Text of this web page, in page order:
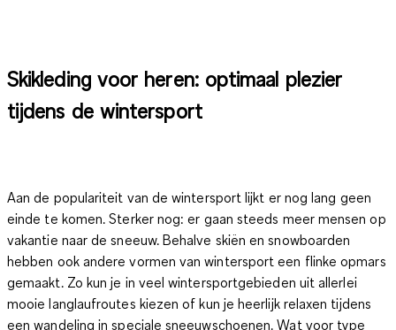
Skikleding voor heren: optimaal plezier
tijdens de wintersport
Aan de populariteit van de wintersport lijkt er nog lang geen
einde te komen. Sterker nog: er gaan steeds meer mensen op
vakantie naar de sneeuw. Behalve skiën en snowboarden
hebben ook andere vormen van wintersport een flinke opmars
gemaakt. Zo kun je in veel wintersportgebieden uit allerlei
mooie langlaufroutes kiezen of kun je heerlijk relaxen tijdens
een wandeling in specialesneeuwschoenen. Wat voor type